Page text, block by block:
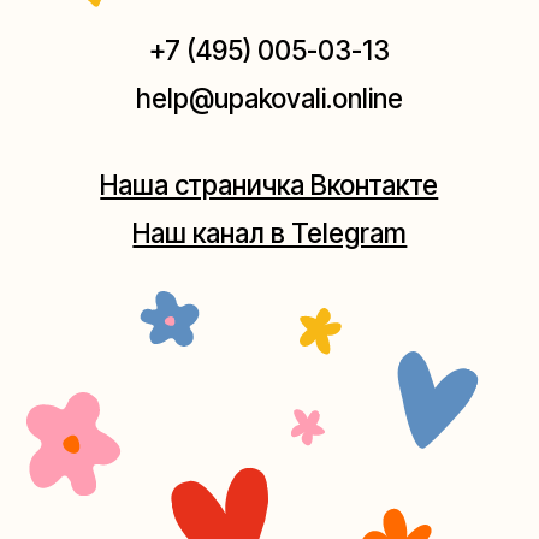
Москва, ул.Плющиха, дом 42
(как пройти)
Мастерская на Плющихе
Мастерская на Таганке
+7 (980) 156-03-13